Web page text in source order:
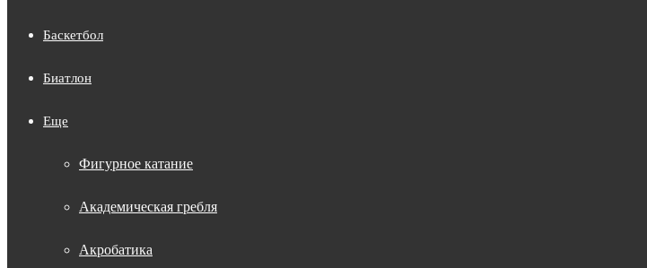
Баскетбол
Биатлон
Еще
Фигурное катание
Академическая гребля
Акробатика